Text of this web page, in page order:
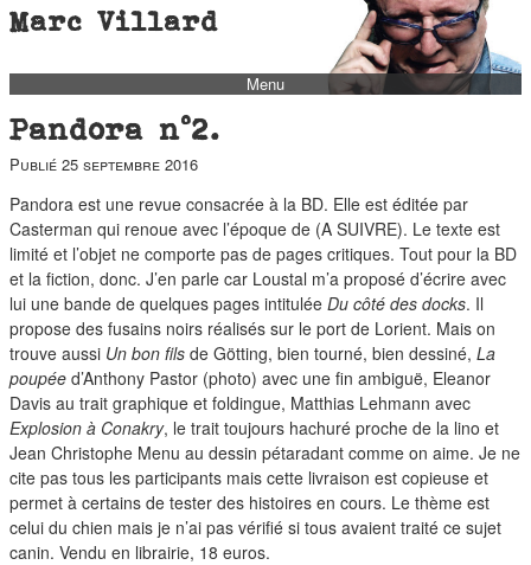
Marc Villard
Menu
barbès
music
autofiction
interviews
polaroid
famille
blog
short stories
duos
Pandora n°2.
Publié 25 septembre 2016
Pandora est une revue consacrée à la BD. Elle est éditée par
Casterman qui renoue avec l’époque de (A SUIVRE). Le texte est
limité et l’objet ne comporte pas de pages critiques. Tout pour la BD
et la fiction, donc. J’en parle car Loustal m’a proposé d’écrire avec
lui une bande de quelques pages intitulée Du côté des docks. Il
propose des fusains noirs réalisés sur le port de Lorient. Mais on
trouve aussi Un bon fils de Götting, bien tourné, bien dessiné, La
poupée d’Anthony Pastor (photo) avec une fin ambiguë, Eleanor
Davis au trait graphique et foldingue, Matthias Lehmann avec
Explosion à Conakry, le trait toujours hachuré proche de la lino et
Jean Christophe Menu au dessin pétaradant comme on aime. Je ne
cite pas tous les participants mais cette livraison est copieuse et
permet à certains de tester des histoires en cours. Le thème est
celui du chien mais je n’ai pas vérifié si tous avaient traité ce sujet
canin. Vendu en librairie, 18 euros.